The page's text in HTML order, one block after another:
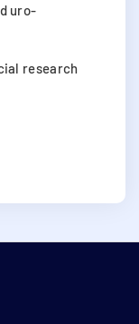
uro-
research